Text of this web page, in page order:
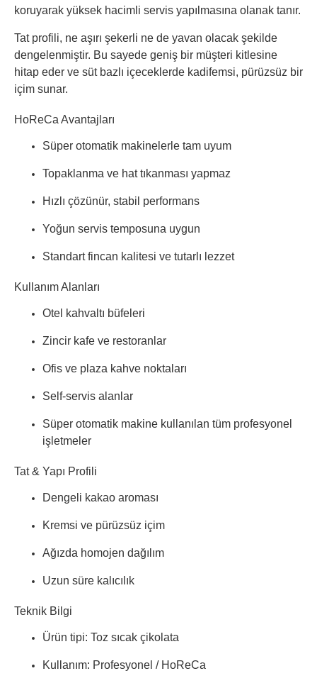
koruyarak yüksek hacimli servis yapılmasına olanak tanır.
Tat profili, ne aşırı şekerli ne de yavan olacak şekilde
dengelenmiştir. Bu sayede geniş bir müşteri kitlesine
hitap eder ve süt bazlı içeceklerde kadifemsi, pürüzsüz bir
içim sunar.
HoReCa Avantajları
Süper otomatik makinelerle tam uyum
Topaklanma ve hat tıkanması yapmaz
Hızlı çözünür, stabil performans
Yoğun servis temposuna uygun
Standart fincan kalitesi ve tutarlı lezzet
Kullanım Alanları
Otel kahvaltı büfeleri
Zincir kafe ve restoranlar
Ofis ve plaza kahve noktaları
Self-servis alanlar
Süper otomatik makine kullanılan tüm profesyonel
işletmeler
Tat & Yapı Profili
Dengeli kakao aroması
Kremsi ve pürüzsüz içim
Ağızda homojen dağılım
Uzun süre kalıcılık
Teknik Bilgi
Ürün tipi: Toz sıcak çikolata
Kullanım: Profesyonel / HoReCa